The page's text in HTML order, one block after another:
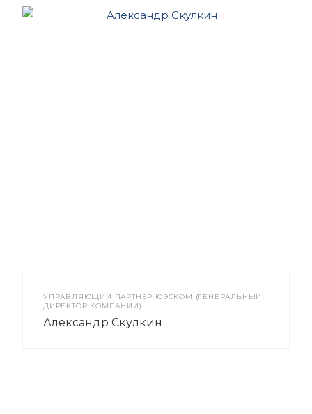
УПРАВЛЯЮЩИЙ ПАРТНЁР ЮЭСКОМ (ГЕНЕРАЛЬНЫЙ
ДИРЕКТОР КОМПАНИИ)
Александр Скулкин